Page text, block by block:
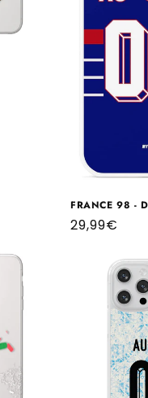
FRANCE 98 -
Prix
29,99€